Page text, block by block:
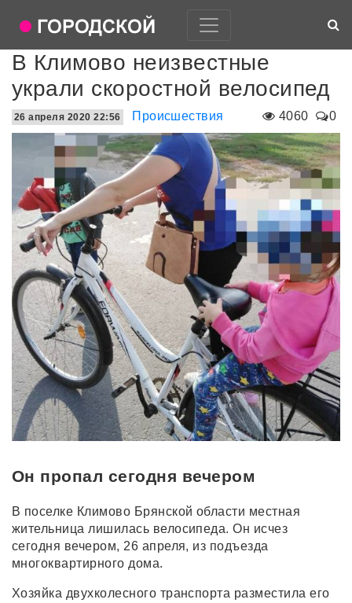
В Климово неизвестные
украли скоростной велосипед
4060 0
26 апреля 2020 22:56 Происшествия
Он пропал сегодня вечером
В поселке Климово Брянской области местная
жительница лишилась велосипеда. Он исчез
сегодня вечером, 26 апреля, из подъезда
многоквартирного дома.
Хозяйка двухколесного транспорта разместила его